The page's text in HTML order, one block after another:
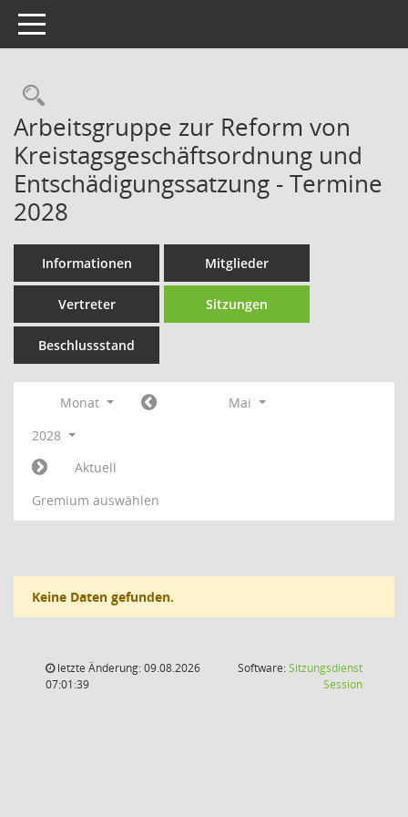
Toggle navigation
Rechercheauswahl
Arbeitsgruppe zur Reform von
Kreistagsgeschäftsordnung und
Entschädigungssatzung - Termine
2028
Informationen Mitglieder
Vertreter Sitzungen
Beschlussstand
Monat
Mai
2028
Aktuell
Gremium auswählen
Keine Daten gefunden.
letzte Änderung: 09.08.2026
07:01:39
Software:Sitzungsdienst
Session(Wird in